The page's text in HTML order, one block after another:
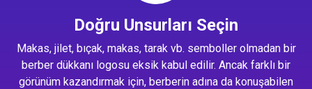
Doğru Unsurları Seçin
Makas, jilet, bıçak, makas, tarak vb. semboller olmadan bir
berber dükkanı logosu eksik kabul edilir. Ancak farklı bir
görünüm kazandırmak için, berberin adına da konuşabilen